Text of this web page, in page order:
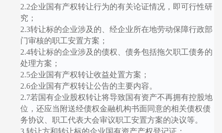
2.2企业国有产权转让行为的有关论证情况，即可行性研
究；
2.3转让标的企业涉及的、经企业所在地劳动保障行政部
门审核的职工安置方案；
2.4转让标的企业涉及的债权、债务包括拖欠职工债务的
处理方案；
2.5企业国有产权转让收益处置方案；
2.6企业国有产权转让公告的主要内容。
2.7若国有企业股权转让将导致国有资产不再拥有控股地
位，还应当附送经债权金融机构书面同意的相关债权债
务协议、职工代表大会审议职工安置方案的决议等。
3. 转让方和转让标的企业国有资产产权登记证；